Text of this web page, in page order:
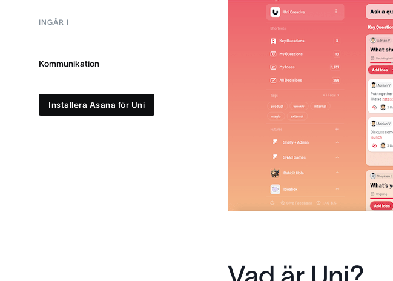
INGÅR I
Kommunikation
Installera Asana för Uni